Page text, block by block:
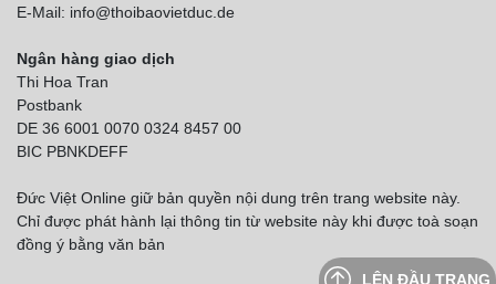
E-Mail: info@thoibaovietduc.de
Ngân hàng giao dịch
Thi Hoa Tran
Postbank
DE 36 6001 0070 0324 8457 00
BIC PBNKDEFF
Đức Việt Online giữ bản quyền nội dung trên trang website này.
Chỉ được phát hành lại thông tin từ website này khi được toà soạn
đồng ý bằng văn bản
LÊN ĐẦU TRANG